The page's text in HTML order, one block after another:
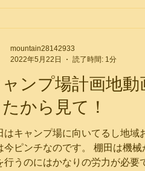
ンプ場計画地動
から見て！
はキャンプ場に向いてるし地域
今ピンチなのです。 棚田は機
行うのにはかなりの労力が必要
mountain28142933
2022年5月22日
読了時間: 1分